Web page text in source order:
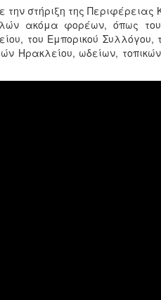
στήριξη της Περιφέρειας
ακόμα φορέων, όπως του
του Εμπορικού Συλλόγου,
Ηρακλείου, ωδείων, τοπικών